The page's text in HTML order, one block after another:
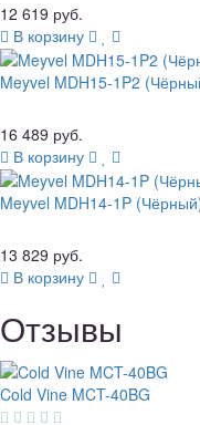
12 619 руб.
В корзину
Meyvel MDH15-1P2
16 489 руб.
В корзину
Meyvel MDH14-1P
13 829 руб.
В корзину
Отзывы
Cold Vine MCT-40BG